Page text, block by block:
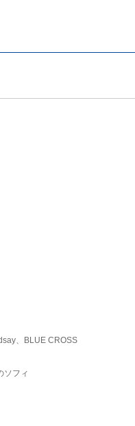
、BLUE CROSS
ソフィ